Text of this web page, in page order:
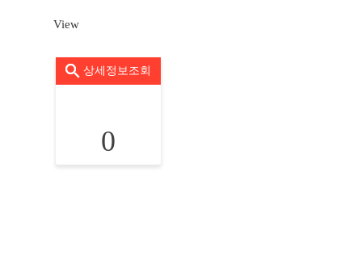
View
상세정보조회
0